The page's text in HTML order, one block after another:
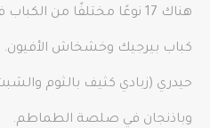
هناك 17 نوعًا مختلفًا من
كباب بيرجيك وخشخاش الأفيون.
حيدري (زبادي كثيف بالثوم
وباذنجان في صلصة الطماطم.